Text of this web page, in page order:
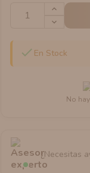
 En Stock
No
¿Necesitas